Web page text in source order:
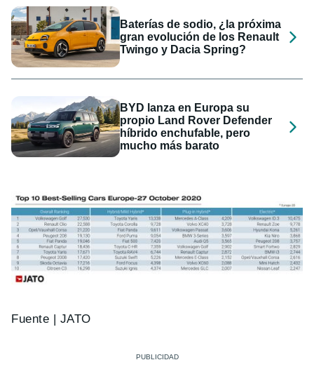
Baterías de sodio, ¿la próxima
gran evolución de los Renault
Twingo y Dacia Spring?
BYD lanza en Europa su
propio Land Rover Defender
híbrido enchufable, pero
mucho más barato
Fuente | JATO